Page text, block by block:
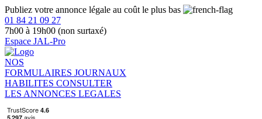
Publiez votre annonce légale au coût le plus bas
01 84 21 09 27
7h00 à 19h00 (non surtaxé)
Espace JAL-Pro
NOS
FORMULAIRES JOURNAUX
HABILITES CONSULTER
LES ANNONCES LEGALES